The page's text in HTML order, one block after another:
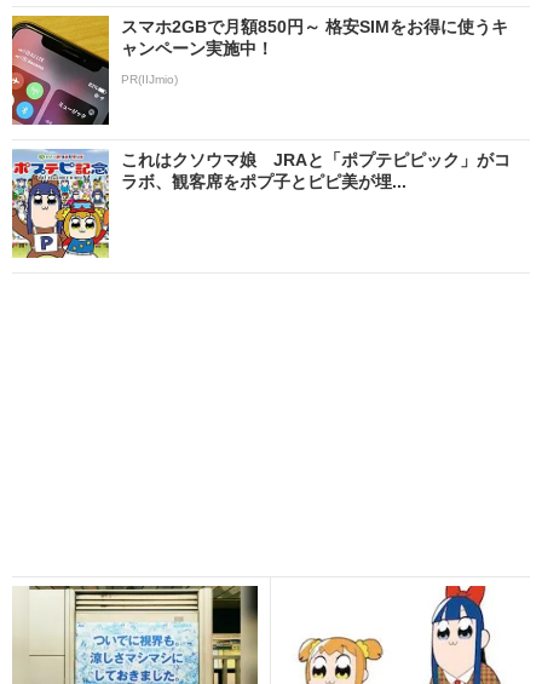
スマホ2GBで月額850円～ 格安SIMをお得に使うキ
ャンペーン実施中！
PR(IIJmio)
これはクソウマ娘 JRAと「ポプテピピック」がコ
ラボ、観客席をポプ子とピピ美が埋...